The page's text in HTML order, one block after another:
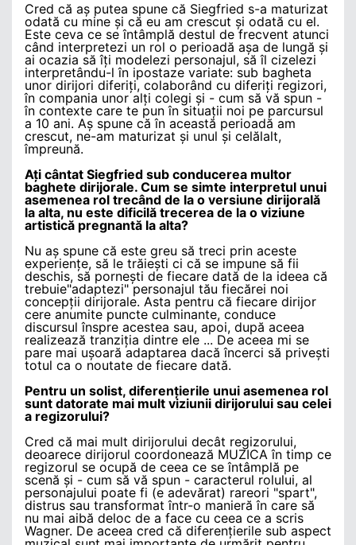
Cred că aș putea spune că Siegfried s-a maturizat
odată cu mine și că eu am crescut și odată cu el.
Este ceva ce se întâmplă destul de frecvent atunci
când interpretezi un rol o perioadă așa de lungă și
ai ocazia să îți modelezi personajul, să îl cizelezi
interpretându-l în ipostaze variate: sub bagheta
unor dirijori diferiți, colaborând cu diferiți regizori,
în compania unor alți colegi și - cum să vă spun -
în contexte care te pun în situații noi pe parcursul
a 10 ani. Aș spune că în această perioadă am
crescut, ne-am maturizat și unul și celălalt,
împreună.
Ați cântat Siegfried sub conducerea multor
baghete dirijorale. Cum se simte interpretul unui
asemenea rol trecând de la o versiune dirijorală
la alta, nu este dificilă trecerea de la o viziune
artistică pregnantă la alta?
Nu aș spune că este greu să treci prin aceste
experiențe, să le trăiești ci că se impune să fii
deschis, să pornești de fiecare dată de la ideea că
trebuie"adaptezi" personajul tău fiecărei noi
concepții dirijorale. Asta pentru că fiecare dirijor
cere anumite puncte culminante, conduce
discursul înspre acestea sau, apoi, după aceea
realizează tranziția dintre ele ... De aceea mi se
pare mai ușoară adaptarea dacă încerci să privești
totul ca o noutate de fiecare dată.
Pentru un solist, diferențierile unui asemenea rol
sunt datorate mai mult viziunii dirijorului sau celei
a regizorului?
Cred că mai mult dirijorului decât regizorului,
deoarece dirijorul coordonează MUZICA în timp ce
regizorul se ocupă de ceea ce se întâmplă pe
scenă și - cum să vă spun - caracterul rolului, al
personajului poate fi (e adevărat) rareori "spart",
distrus sau transformat într-o manieră în care să
nu mai aibă deloc de a face cu ceea ce a scris
Wagner. De aceea cred că diferențierile sub aspect